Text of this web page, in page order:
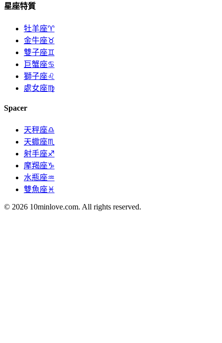
星座特質
牡羊座♈
金牛座♉
雙子座♊
巨蟹座♋
獅子座♌
處女座♍
Spacer
天秤座♎
天蠍座♏
射手座♐
摩羯座♑
水瓶座♒
雙魚座♓
© 2026 10minlove.com. All rights reserved.